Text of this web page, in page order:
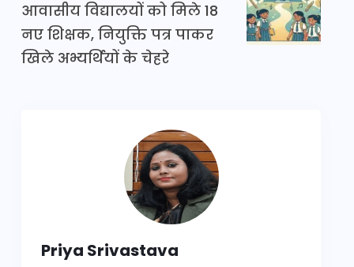
आवासीय विद्यालयों को मिले 18
नए शिक्षक, नियुक्ति पत्र पाकर
खिले अभ्यर्थियों के चेहरे
Priya Srivastava